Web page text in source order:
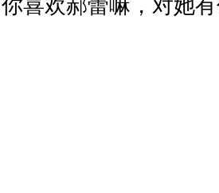
你喜欢郝蕾嘛，对她